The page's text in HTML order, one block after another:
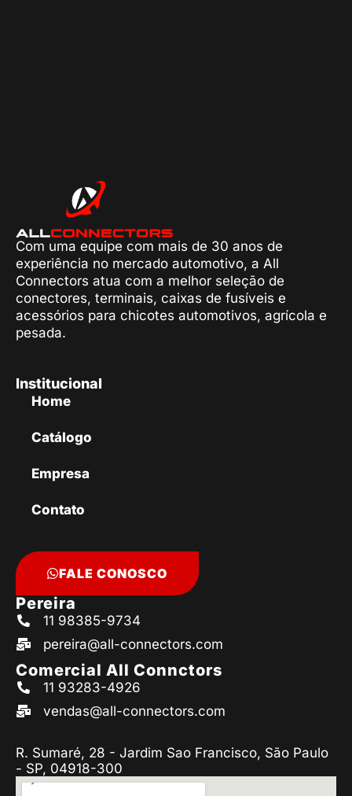
Com uma equipe com mais de 30 anos de
experiência no mercado automotivo, a All
Connectors atua com a melhor seleção de
conectores, terminais, caixas de fusíveis e
acessórios para chicotes automotivos, agrícola e
pesada.
Institucional
Home
Catálogo
Empresa
Contato
FALE CONOSCO
Pereira
11 98385-9734
pereira@all-connectors.com
Comercial All Connctors
11 93283-4926
vendas@all-connectors.com
R. Sumaré, 28 - Jardim Sao Francisco, São Paulo
- SP, 04918-300